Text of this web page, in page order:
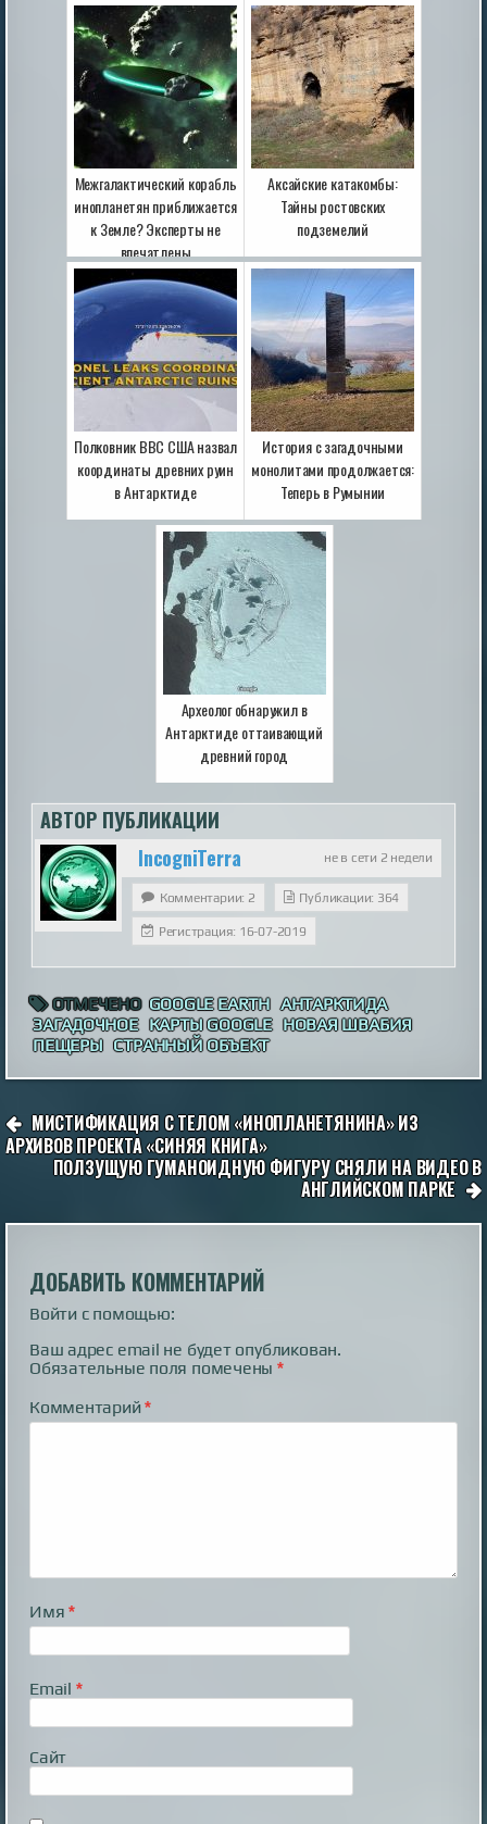
Межгалактический корабль
инопланетян приближается
к Земле? Эксперты не
впечатлены
Аксайские катакомбы:
Тайны ростовских
подземелий
Полковник ВВС США назвал
координаты древних руин
в Антарктиде
История с загадочными
монолитами продолжается:
Теперь в Румынии
Археолог обнаружил в
Антарктиде оттаивающий
древний город
АВТОР ПУБЛИКАЦИИ
не в сети 2 недели
IncogniTerra
Комментарии: 2 Публикации: 364
Регистрация: 16-07-2019
ОТМЕЧЕНО GOOGLE EARTH АНТАРКТИДА
ЗАГАДОЧНОЕ КАРТЫ GOOGLE НОВАЯ ШВАБИЯ
ПЕЩЕРЫ СТРАННЫЙ ОБЪЕКТ
НАВИГАЦИЯ
ПО
ЗАПИСЯМ
МИСТИФИКАЦИЯ С ТЕЛОМ «ИНОПЛАНЕТЯНИНА» ИЗ
АРХИВОВ ПРОЕКТА «СИНЯЯ КНИГА»
ПОЛЗУЩУЮ ГУМАНОИДНУЮ ФИГУРУ СНЯЛИ НА ВИДЕО В
АНГЛИЙСКОМ ПАРКЕ
ДОБАВИТЬ КОММЕНТАРИЙ
Войти с помощью:
Ваш адрес email не будет опубликован.
Обязательные поля помечены*
Комментарий*
Имя*
Email *
Сайт